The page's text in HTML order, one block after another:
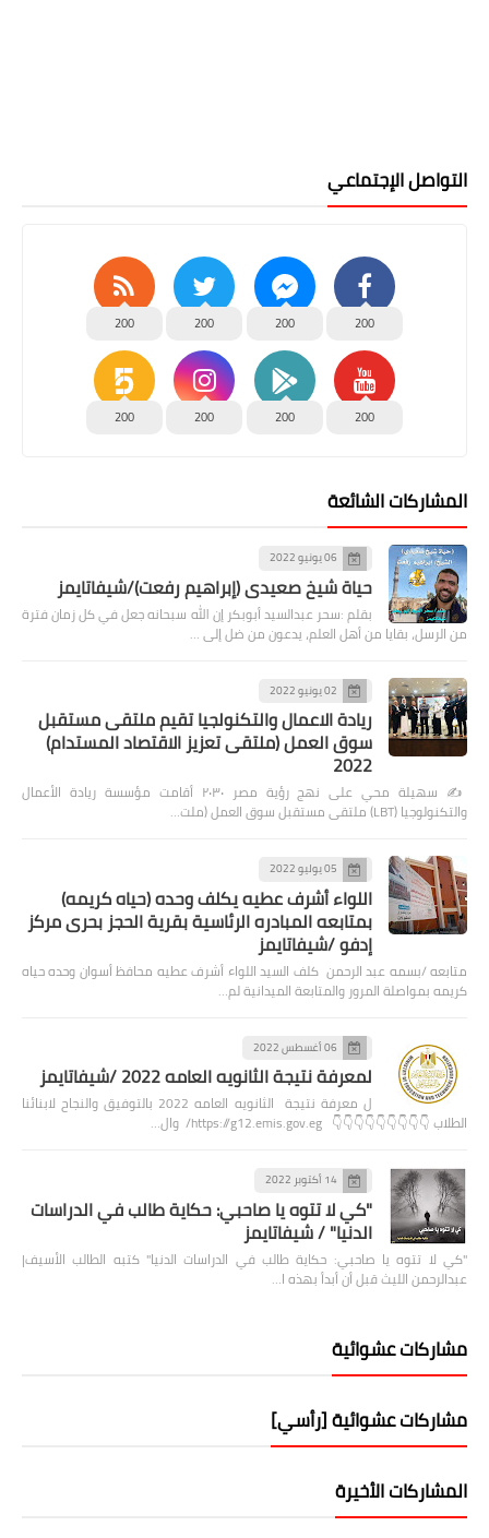
التواصل الإجتماعي
200
200
200
200
200
200
200
200
المشاركات الشائعة
06 يونيو 2022
حياة شيخ صعيدى (إبراهيم رفعت)/شيفاتايمز
بقلم :سحر عبدالسيد أبوبكر إن الله سبحانه جعل في كل زمان فترة
من الرسل، بقايا من أهل العلم، يدعون من ضل إلى …
02 يونيو 2022
ريادة الاعمال والتكنولجيا تقيم ملتقى مستقبل
سوق العمل (ملتقى تعزيز الاقتصاد المستدام)
2022
✍️ سهيلة محي على نهج رؤية مصر ٢٠٣٠ أقامت مؤسسة ريادة الأعمال
والتكنولوجيا (LBT) ملتقى مستقبل سوق العمل (ملت…
05 يوليو 2022
اللواء أشرف عطيه يكلف وحده (حياه كريمه)
بمتابعه المبادره الرئاسية بقرية الحجز بحرى مركز
إدفو /شيفاتايمز
متابعه /بسمه عبد الرحمن كلف السيد اللواء أشرف عطيه محافظ أسوان وحده حياه
كريمه بمواصلة المرور والمتابعة الميدانية لم…
06 أغسطس 2022
لمعرفة نتيجة الثانويه العامه 2022 /شيفاتايمز
ل معرفة نتيجة الثانويه العامه 2022 بالتوفيق والنجاح لابنائنا
الطلاب 👇👇👇👇👇👇👇👇👇 https://g12.emis.gov.eg/ وال…
14 أكتوبر 2022
"كي لا تتوه يا صاحبي: حكاية طالب في الدراسات
الدنيا" / شيفاتايمز
"كي لا تتوه يا صاحبي: حكاية طالب في الدراسات الدنيا" كتبه الطالب الأسيف|
عبدالرحمن الليث قبل أن أبدأ بهذه ا…
مشاركات عشوائية
مشاركات عشوائية [رأسي]
المشاركات الأخيرة